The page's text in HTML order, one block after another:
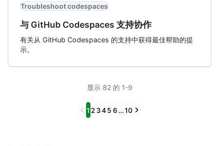
Troubleshoot codespaces
与 GitHub Codespaces 支持协作
有关从 GitHub Codespaces 的支持中获得最佳帮助的提
示。
显示 82 的 1-9
Previous
1 2 345 6 …10 Next